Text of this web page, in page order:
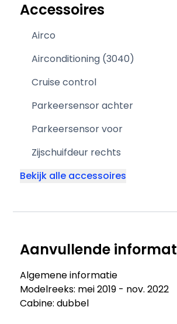
Accessoires
Airco
Airconditioning (3040)
Cruise control
Parkeersensor achter
Parkeersensor voor
Zijschuifdeur rechts
Bekijk alle accessoires
Aanvullende
Algemene informatie
Modelreeks: mei 2019 - nov. 2022
Cabine: dubbel